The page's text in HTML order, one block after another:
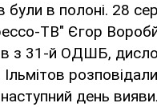
були в полоні. 28
ТВ" Єгор
з 31-й ОДШБ,
день